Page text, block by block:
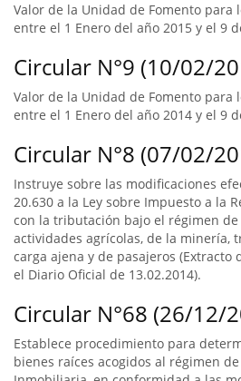
Valor de la Unidad de Fomento para
entre el 1 Enero del año 2015 y el 9
Circular N°9 (10/02/
Valor de la Unidad de Fomento para
entre el 1 Enero del año 2014 y el 9
Circular N°8 (07/02/
Instruye sobre las modificaciones
20.630 a la Ley sobre Impuesto a la
con la tributación bajo el régimen
actividades agrícolas, de la minería,
carga ajena y de pasajeros
el Diario Oficial de 13.02.2014).
Circular N°68 (26/12/
Establece procedimiento para
bienes raíces acogidos al régimen